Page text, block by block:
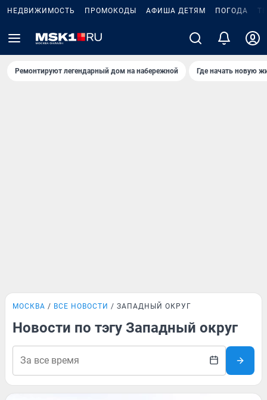
НЕДВИЖИМОСТЬ ПРОМОКОДЫ АФИША ДЕТЯМ ПОГОДА
Ремонтируют легендарный дом на набережной Где начать новую
МОСКВА ВСЕ НОВОСТИ ЗАПАДНЫЙ ОКРУГ
Новости по тэгу Западный округ